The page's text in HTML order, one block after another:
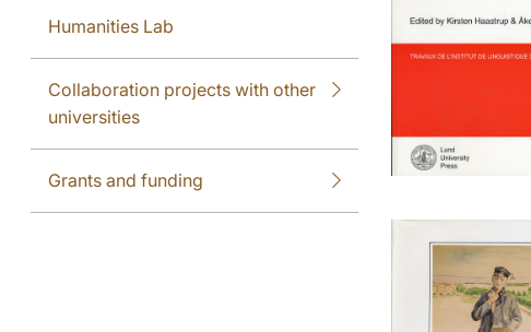
Humanities Lab
Collaboration projects with other
universities
Grants and funding